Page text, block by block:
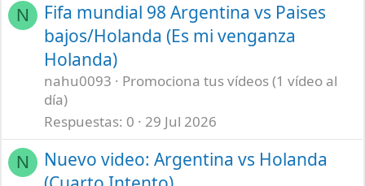
N
Fifa mundial 98 Argentina vs Paises
bajos/Holanda (Es mi venganza
Holanda)
nahu0093
Promociona tus vídeos (1 vídeo al
día)
Respuestas 0 29 Jul 2026
N
Nuevo video: Argentina vs Holanda